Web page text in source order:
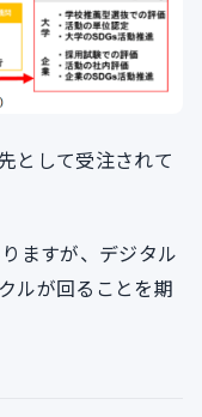
として受注されて
ますが、デジタル
ルが回ることを期